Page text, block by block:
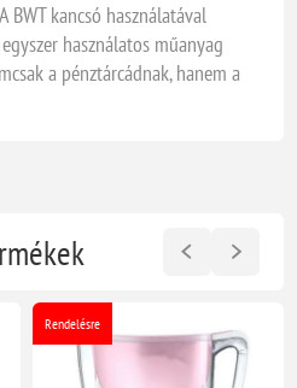
BWT kancsó használatával
használatos műanyag
a pénztárcádnak, hanem a
Rendelésre